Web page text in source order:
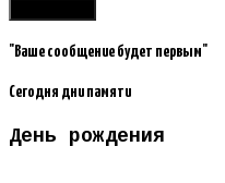
"Ваше сообщение будет первым"
Сегодня дни памяти
День рождения